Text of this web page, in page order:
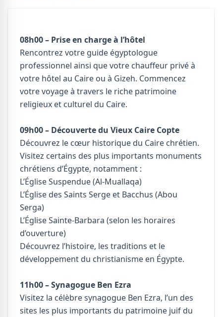
08h00 – Prise en charge à l’hôtel
Rencontrez votre guide égyptologue
professionnel ainsi que votre chauffeur privé à
votre hôtel au Caire ou à Gizeh. Commencez
votre voyage à travers le riche patrimoine
religieux et culturel du Caire.
09h00 – Découverte du Vieux Caire Copte
Découvrez le cœur historique du Caire chrétien.
Visitez certains des plus importants monuments
chrétiens d’Égypte, notamment :
L’Église Suspendue (Al-Muallaqa)
L’Église des Saints Serge et Bacchus (Abou
Serga)
L’Église Sainte-Barbara (selon les horaires
d’ouverture)
Découvrez l’histoire, les traditions et le
développement du christianisme en Égypte.
11h00 – Synagogue Ben Ezra
Visitez la célèbre synagogue Ben Ezra, l’un des
sites les plus importants du patrimoine juif du